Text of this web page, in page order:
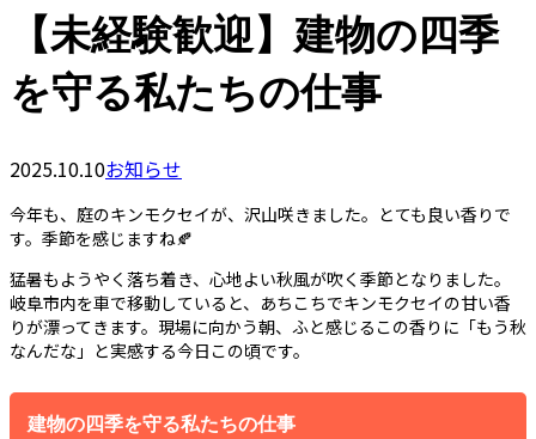
【未経験歓迎】建物の四季
を守る私たちの仕事
2025.10.10お知らせ
今年も、庭のキンモクセイが、沢山咲きました。とても良い香りで
す。季節を感じますね🍂
猛暑もようやく落ち着き、心地よい秋風が吹く季節となりました。
岐阜市内を車で移動していると、あちこちでキンモクセイの甘い香
りが漂ってきます。現場に向かう朝、ふと感じるこの香りに「もう秋
なんだな」と実感する今日この頃です。
建物の四季を守る私たちの仕事